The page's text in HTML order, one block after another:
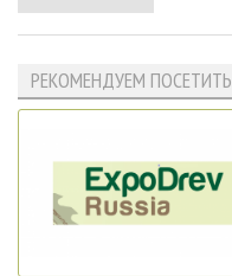
РЕКОМЕНДУЕМ ПОСЕТИТЬ